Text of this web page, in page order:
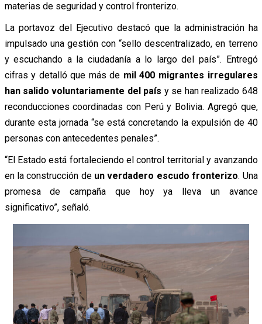
materias de seguridad y control fronterizo.
La portavoz del Ejecutivo destacó que la administración ha
impulsado una gestión con “sello descentralizado, en terreno
y escuchando a la ciudadanía a lo largo del país”. Entregó
cifras y detalló que más de mil 400 migrantes irregulares
han salido voluntariamente del país y se han realizado 648
reconducciones coordinadas con Perú y Bolivia. Agregó que,
durante esta jornada “se está concretando la expulsión de 40
personas con antecedentes penales”.
“El Estado está fortaleciendo el control territorial y avanzando
en la construcción deun verdadero escudo fronterizo. Una
promesa de campaña que hoy ya lleva un avance
significativo”, señaló.